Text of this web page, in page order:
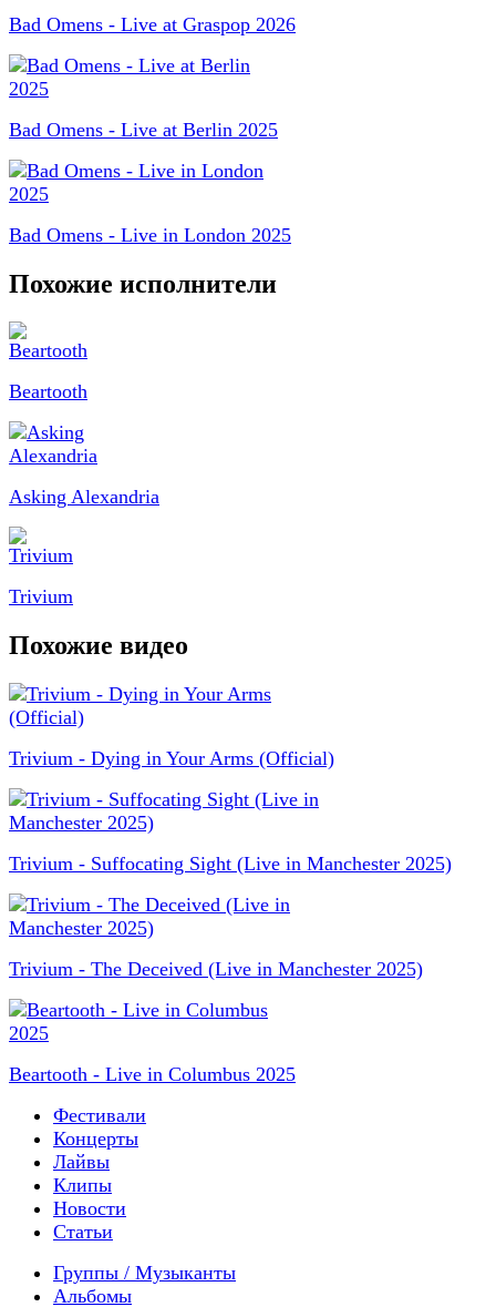
Bad Omens - Live at Graspop 2026
Bad Omens - Live at Berlin 2025
Bad Omens - Live in London 2025
Похожие исполнители
Beartooth
Asking Alexandria
Trivium
Похожие видео
Trivium - Dying in Your Arms (Official)
Trivium - Suffocating Sight (Live in Manchester 2025)
Trivium - The Deceived (Live in Manchester 2025)
Beartooth - Live in Columbus 2025
Фестивали
Концерты
Лайвы
Клипы
Новости
Статьи
Группы / Музыканты
Альбомы